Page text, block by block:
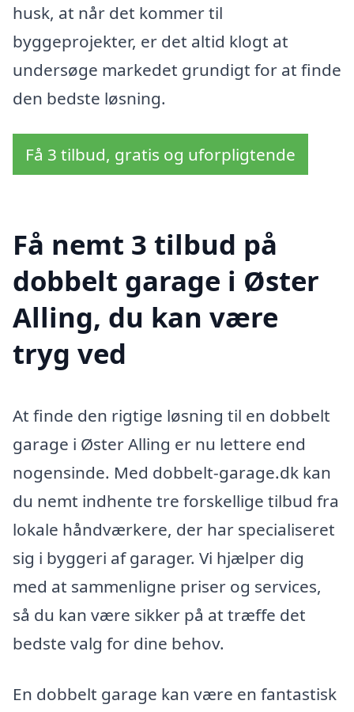
husk, at når det kommer til
byggeprojekter, er det altid klogt at
undersøge markedet grundigt for at finde
den bedste løsning.
Få 3 tilbud, gratis og uforpligtende
Få nemt 3 tilbud på
dobbelt garage i Øster
Alling, du kan være
tryg ved
At finde den rigtige løsning til en dobbelt
garage i Øster Alling er nu lettere end
nogensinde. Med dobbelt-garage.dk kan
du nemt indhente tre forskellige tilbud fra
lokale håndværkere, der har specialiseret
sig i byggeri af garager. Vi hjælper dig
med at sammenligne priser og services,
så du kan være sikker på at træffe det
bedste valg for dine behov.
En dobbelt garage kan være en fantastisk